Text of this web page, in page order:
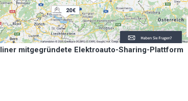
mitgegründete Elektroauto-Sharing-Plattform